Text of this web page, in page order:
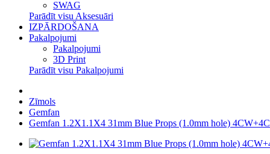
SWAG
Parādīt visu Aksesuāri
IZPĀRDOŠANA
Pakalpojumi
Pakalpojumi
3D Print
Parādīt visu Pakalpojumi
Zīmols
Gemfan
Gemfan 1.2X1.1X4 31mm Blue Props (1.0mm hole)